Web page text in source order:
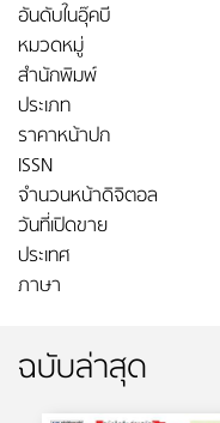
อันดับในอุ๊คบี
หมวดหมู่
สำนักพิมพ์
ประเภท
ราคาหน้าปก
ISSN
จำนวนหน้าดิจิตอล
วันที่เปิดขาย
ประเทศ
ภาษา
ฉบับล่าสุด